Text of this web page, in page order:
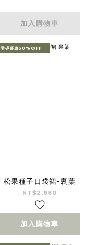
加入購物車
零碼優惠50%OFF
松果種子口袋裙-裏葉
NT$2,880
加入購物車